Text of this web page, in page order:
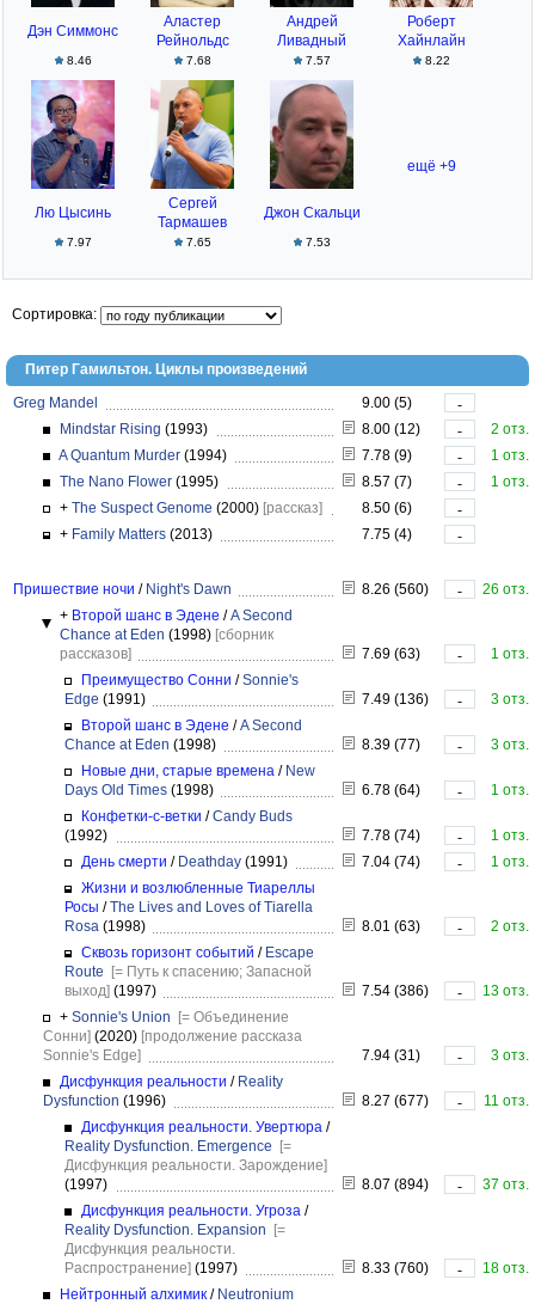
Дэн Симмонс
8.46
Аластер
Рейнольдс
7.68
Андрей
Ливадный
7.57
Роберт
Хайнлайн
8.22
Лю Цысинь
7.97
Сергей
Тармашев
7.65
Джон Скальци
7.53
ещё +9
Сортировка:
Питер Гамильтон. Циклы произведений
Greg Mandel
9.00 (5)
-
Mindstar Rising (1993) 8.00 (12) -
2 отз.
A Quantum Murder (1994) 7.78 (9) -
1 отз.
The Nano Flower (1995) 8.57 (7) -
1 отз.
+ The Suspect Genome (2000) [рассказ] 8.50 (6)
-
+ Family Matters (2013) 7.75 (4) -
Пришествие ночи / Night's Dawn 8.26 (560) -
26 отз.
+ Второй шанс в Эдене /A Second
Chance at Eden (1998) [сборник
рассказов]
7.69 (63) -
1 отз.
Преимущество Сонни /Sonnie's
Edge (1991) 7.49 (136) -
3 отз.
Второй шанс в Эдене /A Second
Chance at Eden (1998) 8.39 (77) -
3 отз.
Новые дни, старые времена / New
Days Old Times (1998) 6.78 (64) -
1 отз.
Конфетки-с-ветки /Candy Buds
(1992)
7.78 (74) -
1 отз.
День смерти / Deathday (1991) 7.04 (74) -
1 отз.
Жизни и возлюбленные Тиареллы
Росы /The Lives and Loves of Tiarella
Rosa (1998) 8.01 (63) -
2 отз.
Сквозь горизонт событий / Escape
Route
[= Путь к спасению; Запасной
выход] (1997) 7.54 (386) -
13 отз.
+ Sonnie's Union
[= Объединение
Сонни] (2020) [продолжение рассказа
Sonnie's Edge]
7.94 (31) -
3 отз.
Дисфункция реальности / Reality
Dysfunction (1996) 8.27 (677) -
11 отз.
Дисфункция реальности. Увертюра /
Reality Dysfunction. Emergence
[=
Дисфункция реальности. Зарождение]
(1997)
8.07 (894) -
37 отз.
Дисфункция реальности. Угроза /
Reality Dysfunction. Expansion
[=
Дисфункция реальности.
Распространение] (1997) 8.33 (760) -
18 отз.
Нейтронный алхимик / Neutronium